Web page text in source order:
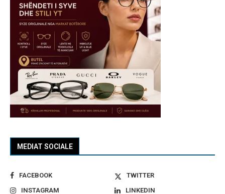
MEDIAT SOCIALE
FACEBOOK
TWITTER
INSTAGRAM
LINKEDIN